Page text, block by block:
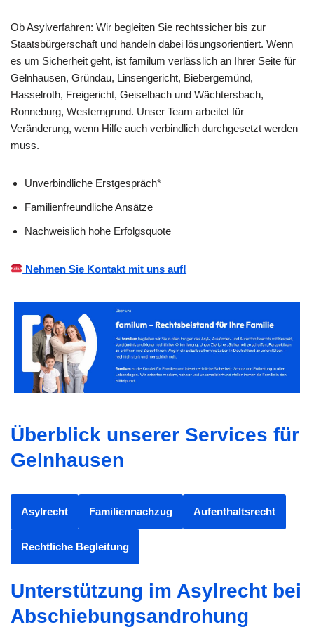
Ob Asylverfahren: Wir begleiten Sie rechtssicher bis zur
Staatsbürgerschaft und handeln dabei lösungsorientiert. Wenn
es um Sicherheit geht, ist familum verlässlich an Ihrer Seite für
Gelnhausen, Gründau, Linsengericht, Biebergemünd,
Hasselroth, Freigericht, Geiselbach und Wächtersbach,
Ronneburg, Westerngrund. Unser Team arbeitet für
Veränderung, wenn Hilfe auch verbindlich durchgesetzt werden
muss.
Unverbindliche Erstgespräch*
Familienfreundliche Ansätze
Nachweislich hohe Erfolgsquote
Nehmen Sie Kontakt mit uns auf!
Überblick unserer Services für
Gelnhausen
Asylrecht Familiennachzug Aufenthaltsrecht
Rechtliche Begleitung
Unterstützung im Asylrecht bei
Abschiebungsandrohung